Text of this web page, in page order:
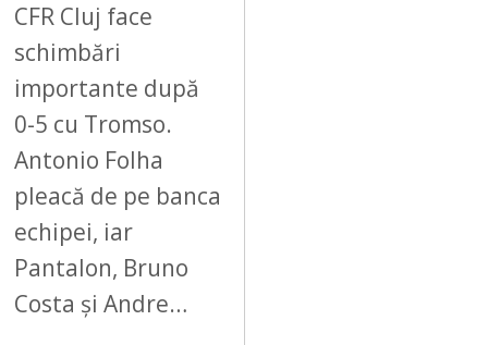
CFR Cluj face
schimbări
importante după
0-5 cu Tromso.
Antonio Folha
pleacă de pe banca
echipei, iar
Pantalon, Bruno
Costa și Andre…